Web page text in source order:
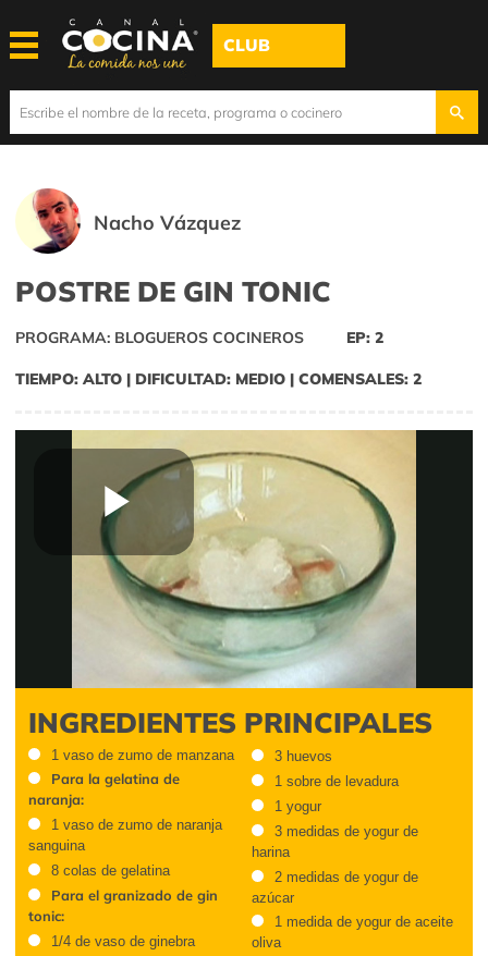
CLUB
Nacho Vázquez
POSTRE DE GIN TONIC
PROGRAMA: BLOGUEROS COCINEROS EP: 2
TIEMPO: ALTO | DIFICULTAD: MEDIO | COMENSALES: 2
Play
Video
INGREDIENTES PRINCIPALES
1 vaso de zumo de manzana
Para la gelatina de
naranja:
1 vaso de zumo de naranja
sanguina
8 colas de gelatina
Para el granizado de gin
tonic:
1/4 de vaso de ginebra
3 huevos
1 sobre de levadura
1 yogur
3 medidas de yogur de
harina
2 medidas de yogur de
azúcar
1 medida de yogur de aceite
oliva